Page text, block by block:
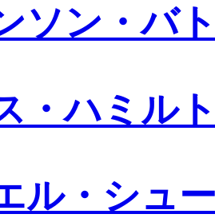
ソン・バ
・ハミル
ル・シュ